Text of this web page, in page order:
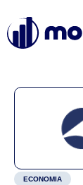
ECONOMIA